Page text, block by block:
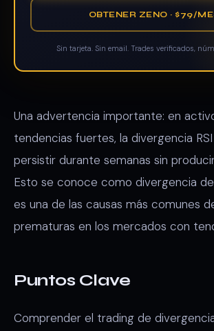
OBTENER ZENO · $79/
Sin tarjeta. Sin email. Trades verificados,
Una advertencia importante: en
tendencias fuertes, la divergencia
persistir durante semanas sin
Esto se conoce como divergencia
es una de las causas más comunes
prematuras en los mercados con
Puntos Clave
Comprender el trading de